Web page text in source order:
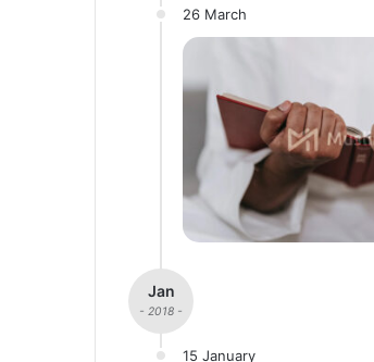
26 March
Jan
- 2018 -
15 January